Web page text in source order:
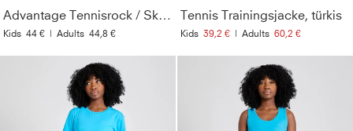
Advantage Tennisrock / Skort mit Ballhalter, türkis
Kids 44 € | Adults 44,8 €
Tennis Trainingsjacke, türkis
Kids 39,2 € | Adults 60,2 €